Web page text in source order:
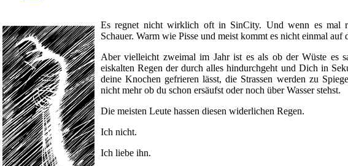
Es regnet nicht wirklich oft in SinCity. Und wenn es mal
Schauer. Warm wie Pisse und meist kommt es nicht einmal auf
Aber vielleicht zweimal im Jahr ist es als ob der Wüste es
eiskalten Regen der durch alles hindurchgeht und Dich in
deine Knochen gefrieren lässt, die Strassen werden zu
nicht mehr ob du schon ersäufst oder noch über Wasser stehst.
Die meisten Leute hassen diesen widerlichen Regen.
Ich nicht.
Ich liebe ihn.